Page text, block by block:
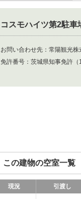
コスモハイツ第2駐車
お問い合わせ先： 常陽観光株
免許番号： 茨城県知事免許
この建物の空室一覧
現況 引渡し